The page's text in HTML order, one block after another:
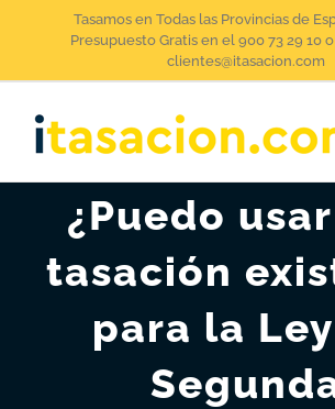
Tasamos en Todas las Provincias de
Presupuesto Gratis en el 900 73 29 10
clientes@itasacion.com
¿Puedo
tasación
para la